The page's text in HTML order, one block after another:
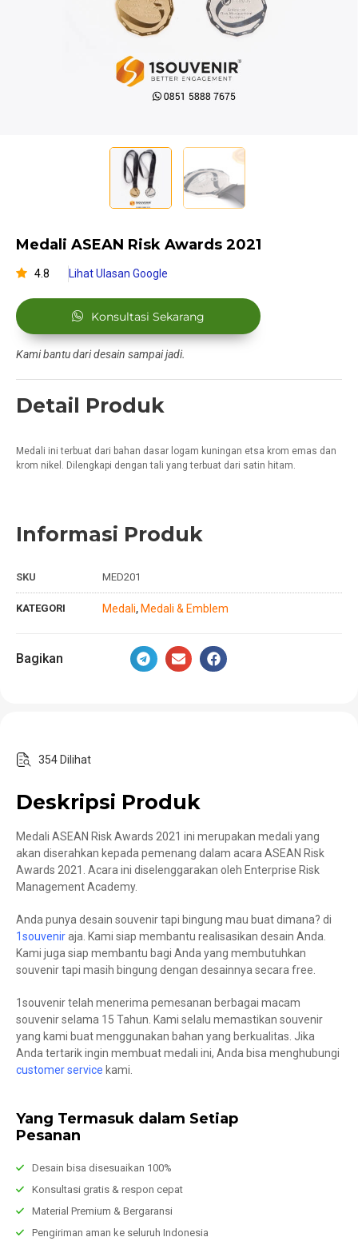
Medali ASEAN Risk Awards 2021
4.8 Lihat Ulasan Google
Konsultasi Sekarang
Kami bantu dari desain sampai jadi.
Detail Produk
Medali ini terbuat dari bahan dasar logam kuningan etsa krom emas dan
krom nikel. Dilengkapi dengan tali yang terbuat dari satin hitam.
Informasi Produk
SKU MED201
KATEGORI Medali, Medali & Emblem
Bagikan
354 Dilihat
Deskripsi Produk
Medali ASEAN Risk Awards 2021 ini merupakan medali yang
akan diserahkan kepada pemenang dalam acara ASEAN Risk
Awards 2021. Acara ini diselenggarakan oleh Enterprise Risk
Management Academy.
Anda punya desain souvenir tapi bingung mau buat dimana? di
1souveniraja. Kami siap membantu realisasikan desain Anda.
Kami juga siap membantu bagi Anda yang membutuhkan
souvenir tapi masih bingung dengan desainnya secara free.
1souvenir telah menerima pemesanan berbagai macam
souvenir selama 15 Tahun. Kami selalu memastikan souvenir
yang kami buat menggunakan bahan yang berkualitas. Jika
Anda tertarik ingin membuat medali ini, Anda bisa menghubungi
customer service kami.
Yang Termasuk dalam Setiap
Pesanan
Desain bisa disesuaikan 100%
Konsultasi gratis & respon cepat
Material Premium & Bergaransi
Pengiriman aman ke seluruh Indonesia